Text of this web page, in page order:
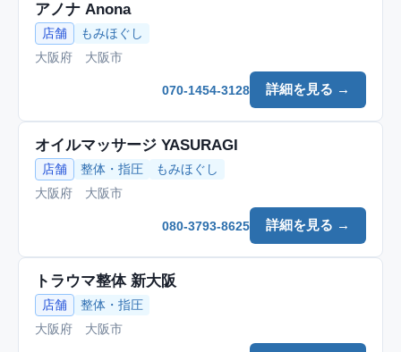
アノナ Anona
店舗
もみほぐし
大阪府 大阪市
詳細を見る →
070-1454-3128
オイルマッサージ YASURAGI
店舗 整体・指圧
もみほぐし
大阪府 大阪市
詳細を見る →
080-3793-8625
トラウマ整体 新大阪
店舗
整体・指圧
大阪府 大阪市